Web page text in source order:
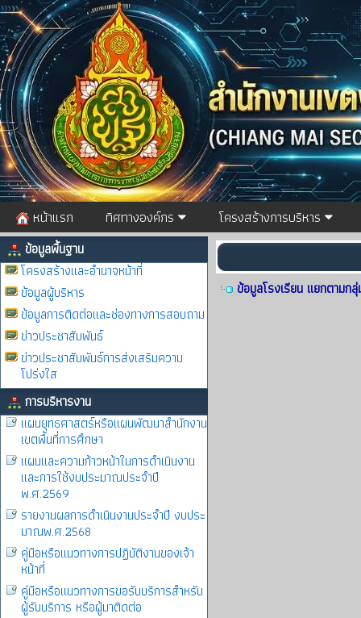
หน้าแรก ทิศทางองค์กร โครงสร้างการบริหาร
ข้อมูลพื้นฐาน
โครงสร้างและอำนาจหน้าที่
ข้อมูลผู้บริหาร
ข้อมูลการติดต่อและช่องทางการสอบถาม
ข่าวประชาสัมพันธ์
ข่าวประชาสัมพันธ์การส่งเสริมความ
โปร่งใส
การบริหารงาน
แผนยุทธศาสตร์หรือแผนพัฒนาสำนักงาน
เขตพื้นที่การศึกษา
แผนและความก้าวหน้าในการดำเนินงาน
และการใช้งบประมาณประจำปี
พ.ศ.2569
รายงานผลการดำเนินงานประจำปี งบประ
มาณพ.ศ.2568
คู่มือหรือแนวทางการปฏิบัติงานของเจ้า
หน้าที่
คู่มือหรือแนวทางการขอรับบริการสำหรับ
ผู้รับบริการ หรือผู้มาติดต่อ
ข้อมูลโรงเรียน แยกตามก